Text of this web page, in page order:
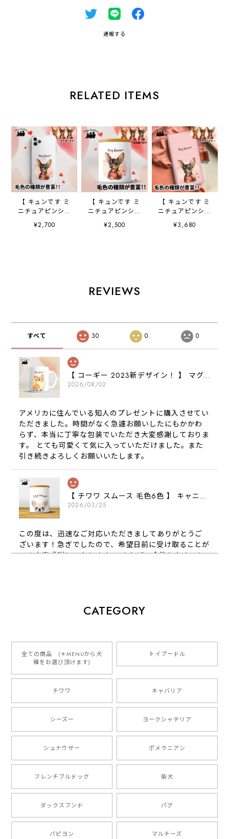
通報する
RELATED ITEMS
【 キュンです ミ
ニチュアピンシャ
ー 】 スマホケー
ス クリアソフト
¥2,700
【 キュンです ミ
ニチュアピンシャ
ー 】 キャニスタ
ー 保存容器 お
¥2,500
【 キュンです ミ
ニチュアピンシャ
ー 】 手帳 スマホ
ケース 犬 うち
¥3,680
REVIEWS
すべて 30 0 0
【 コーギー 2023新デザイン！ 】 マグカップ お家用 プレゼント 犬 うちの子 犬グッズ ギフト
2026/08/02
アメリカに住んでいる知人のプレゼントに購入させてい
ただきました。時間がなく急遽お願いしたにもかかわ
らず、本当に丁寧な包装でいただき大変感謝しておりま
す。 とても可愛くて気に入っていただけました。また
引き続きよろしくお願いいたします。
【 チワワ スムース 毛色6色 】 キャニスター 保存容器 お家用 プレゼント 犬 ペット うちの子 犬グッズ
2026/03/25
この度は、迅速なご対応いただきましてありがとうご
ざいます！急ぎでしたので、希望日前に受け取ることが
でき大変感謝しております！ またぜひ今後ともよろし
2026/01/16
とっても可愛くて、わんちゃんの名前や電話番号も分か
りやすくて最高です！ ありがとうございました❁⃘*.ﾟ
ご縁がありましたら、またよろしくお願いいたします。
【 自然に囲まれた ダックスフンド 】 キャニスター 保存容器 お家用 プレゼント 犬 ペット うちの子 犬グッズ
【 ボーダーコリー 水彩画風 毛色4色 】 手帳 スマホケース 犬 うちの子 iPhone & Android
ったです。 ご連絡が取りづらい点だけ少し不安になり
ましたが、商品の素敵さでチャラです。 本当に可愛
い。ありがとうございます。
CATEGORY
全ての商品 (＊MENUから犬
種をお選び頂けます)
トイプードル
チワワ キャバリア
シーズー ヨークシャテリア
シュナウザー ポメラニアン
フレンチブルドッグ 柴犬
ダックスフンド パグ
パピヨン マルチーズ